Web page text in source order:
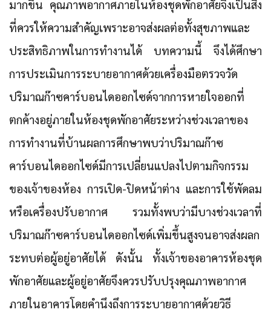
มากขึ้น คุณภาพอากาศภายในห้องชุดพักอาศัยจึงเป็นสิ่ง
ที่ควรให้ความสำคัญเพราะอาจส่งผลต่อทั้งสุขภาพและ
ประสิทธิภาพในการทำงานได้ บทความนี้ จึงได้ศึกษา
การประเมินการระบายอากาศด้วยเครื่องมือตรวจวัด
ปริมาณก๊าซคาร์บอนไดออกไซด์จากการหายใจออกที่
ตกค้างอยู่ภายในห้องชุดพักอาศัยระหว่างช่วงเวลาของ
การทำงานที่บ้านผลการศึกษาพบว่าปริมาณก๊าซ
คาร์บอนไดออกไซด์มีการเปลี่ยนแปลงไปตามกิจกรรม
ของเจ้าของห้อง การเปิด-ปิดหน้าต่าง และการใช้พัดลม
หรือเครื่องปรับอากาศ รวมทั้งพบว่ามีบางช่วงเวลาที่
ปริมาณก๊าซคาร์บอนไดออกไซด์เพิ่มขึ้นสูงจนอาจส่งผลก
ระทบต่อผู้อยู่อาศัยได้ ดังนั้น ทั้งเจ้าของอาคารห้องชุด
พักอาศัยและผู้อยู่อาศัยจึงควรปรับปรุงคุณภาพอากาศ
ภายในอาคารโดยคำนึงถึงการระบายอากาศด้วยวิธี